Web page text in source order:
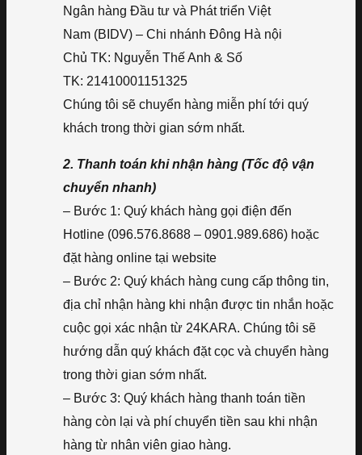
Ngân hàng Đầu tư và Phát triển Việt
Nam (BIDV) – Chi nhánh Đông Hà nội
Chủ TK: Nguyễn Thế Anh & Số
TK: 21410001151325
Chúng tôi sẽ chuyển hàng miễn phí tới quý
khách trong thời gian sớm nhất.
2. Thanh toán khi nhận hàng (Tốc độ vận
chuyển nhanh)
– Bước 1: Quý khách hàng gọi điện đến
Hotline (096.576.8688 – 0901.989.686) hoặc
đặt hàng online tại website
– Bước 2: Quý khách hàng cung cấp thông tin,
địa chỉ nhận hàng khi nhận được tin nhắn hoặc
cuộc gọi xác nhận từ 24KARA. Chúng tôi sẽ
hướng dẫn quý khách đặt cọc và chuyển hàng
trong thời gian sớm nhất.
– Bước 3: Quý khách hàng thanh toán tiền
hàng còn lại và phí chuyển tiền sau khi nhận
hàng từ nhân viên giao hàng.